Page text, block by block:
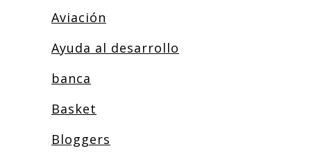
Aviación
Ayuda al desarrollo
banca
Basket
Bloggers